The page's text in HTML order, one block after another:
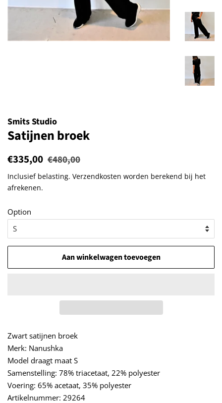
Smits Studio
Satijnen broek
Normale
€335,00 Aanbiedingsprijs
€480,00
Inclusief belasting. Verzendkosten worden berekend bij het
afrekenen.
Option
Aan winkelwagen toevoegen
Zwart satijnen broek
Merk: Nanushka
Model draagt maat S
Samenstelling: 78% triacetaat, 22% polyester
Voering: 65% acetaat, 35% polyester
Artikelnummer: 29264